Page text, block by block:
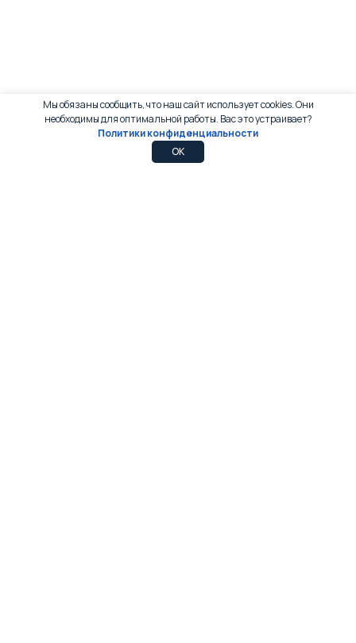
Мы обязаны сообщить, что наш сайт использует cookies. Они
необходимы для оптимальной работы. Вас это устраивает?
Политики конфиденциальности
OK